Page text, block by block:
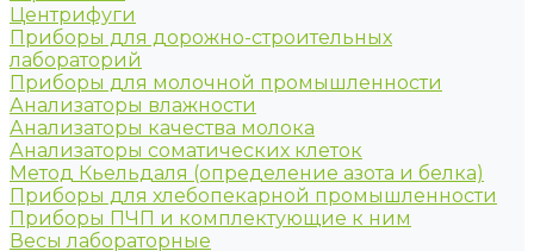
Центрифуги
Приборы для дорожно-строительных
лабораторий
Приборы для молочной промышленности
Анализаторы влажности
Анализаторы качества молока
Анализаторы соматических клеток
Метод Кьельдаля (определение азота и белка)
Приборы для хлебопекарной промышленности
Приборы ПЧП и комплектующие к ним
Весы лабораторные